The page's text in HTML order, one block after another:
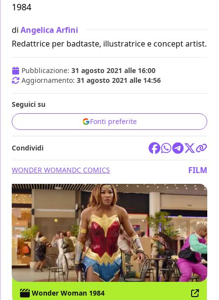
1984
di Angelica Arfini
Redattrice per badtaste, illustratrice e concept artist.
Pubblicazione: 31 agosto 2021 alle 16:00
Aggiornamento: 31 agosto 2021 alle 14:56
Seguici su
Fonti preferite
Condividi
WONDER WOMANDC COMICS FILM
Wonder Woman 1984